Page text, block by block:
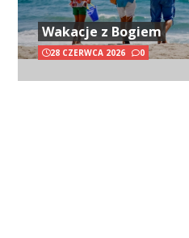
Wakacje z Bogiem
28 CZERWCA 2026 0